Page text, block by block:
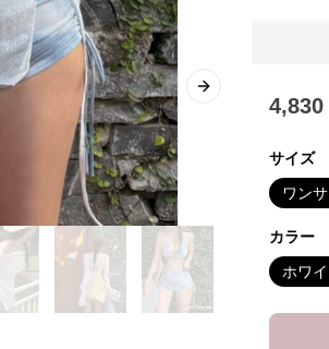
Next slide 4,830
サイズ
ワン
カラー
ホワ